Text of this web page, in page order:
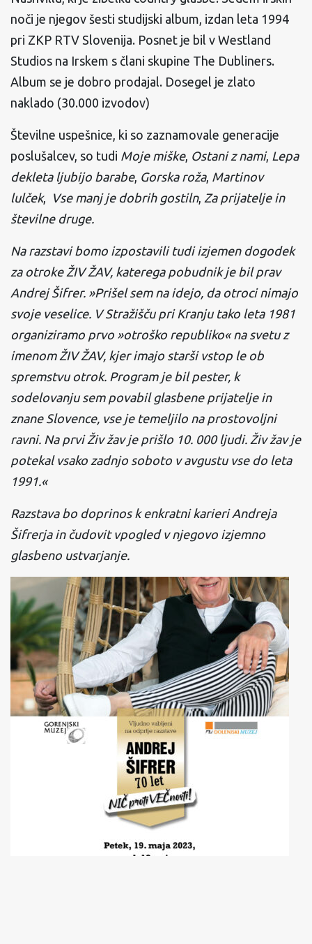
noči je njegov šesti studijski album, izdan leta 1994
pri ZKP RTV Slovenija. Posnet je bil v Westland
Studios na Irskem s člani skupine The Dubliners.
Album se je dobro prodajal. Dosegel je zlato
naklado (30.000 izvodov)
Številne uspešnice, ki so zaznamovale generacije
poslušalcev, so tudi Moje miške, Ostani z nami, Lepa
dekleta ljubijo barabe, Gorska roža, Martinov
lulček, Vse manj je dobrih gostiln, Za prijatelje in
številne druge.
Na razstavi bomo izpostavili tudi izjemen dogodek
za otroke ŽIV ŽAV, katerega pobudnik je bil prav
Andrej Šifrer. »Prišel sem na idejo, da otroci nimajo
svoje veselice. V Stražišču pri Kranju tako leta 1981
organiziramo prvo »otroško republiko« na svetu z
imenom ŽIV ŽAV, kjer imajo starši vstop le ob
spremstvu otrok. Program je bil pester, k
sodelovanju sem povabil glasbene prijatelje in
znane Slovence, vse je temeljilo na prostovoljni
ravni. Na prvi Živ žav je prišlo 10. 000 ljudi. Živ žav je
potekal vsako zadnjo soboto v avgustu vse do leta
1991.«
Razstava bo doprinos k enkratni karieri Andreja
Šifrerja in čudovit vpogled v njegovo izjemno
glasbeno ustvarjanje.